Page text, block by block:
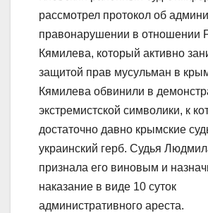
рассмотрел протокол об
правонарушении в отношении
Кямилева, который активно
защитой прав мусульман в
Кямилева обвинили в
экстремистской символики, к
достаточно давно крымские
украинский герб. Судья
признала его виновым и
наказание в виде 10 суток
административного ареста.